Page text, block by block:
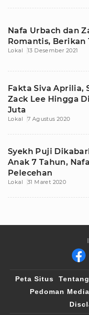
Nafa Urbach dan
Romantis, Berikan
Lokal 13 Desember 2021
Fakta Siva Aprilia,
Zack Lee Hingga
Juta
Lokal 7 Agustus 2020
Syekh Puji
Anak 7 Tahun,
Pelecehan
Lokal 31 Maret 2020
Peta Situs
Pedoman